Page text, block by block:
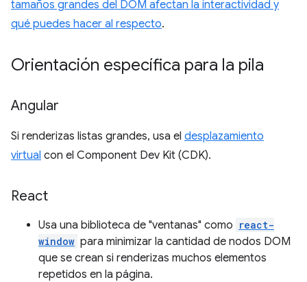
tamaños grandes del DOM afectan la interactividad y
qué puedes hacer al respecto.
Orientación específica para la pila
Angular
Si renderizas listas grandes, usa el desplazamiento
virtual con el Component Dev Kit (CDK).
React
Usa una biblioteca de "ventanas" como react-
window para minimizar la cantidad de nodos DOM
que se crean si renderizas muchos elementos
repetidos en la página.